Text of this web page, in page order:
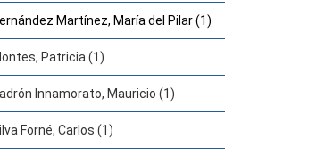
Martínez, María del Pilar (1)
Patricia (1)
Innamorato, Mauricio (1)
Forné, Carlos (1)